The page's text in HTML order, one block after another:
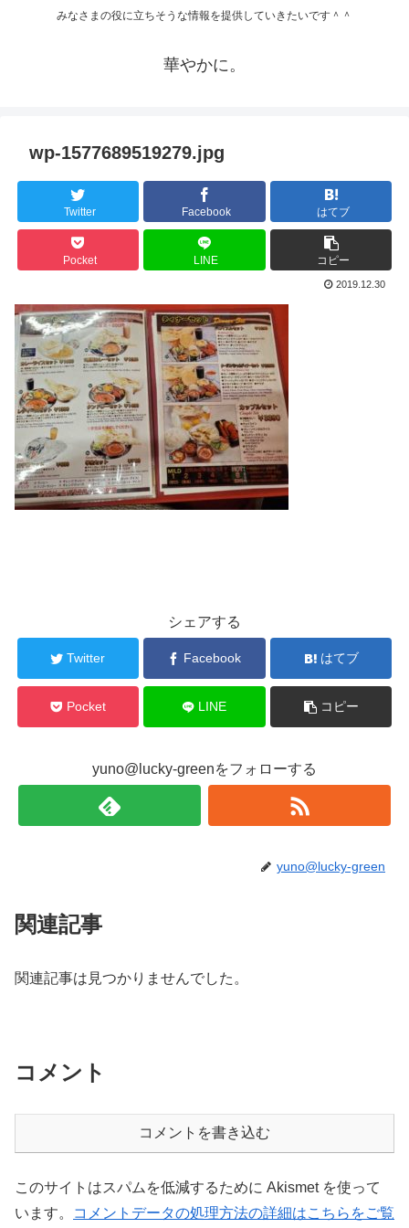
みなさまの役に立ちそうな情報を提供していきたいです＾＾
華やかに。
wp-1577689519279.jpg
Twitter Facebook はてブ
Pocket LINE コピー
2019.12.30
シェアする
Twitter Facebook はてブ
Pocket LINE コピー
yuno@lucky-greenをフォローする
yuno@lucky-green
関連記事
関連記事は見つかりませんでした。
コメント
コメントを書き込む
このサイトはスパムを低減するために Akismet を使って
います。
コメントデータの処理方法の詳細はこちらをご覧